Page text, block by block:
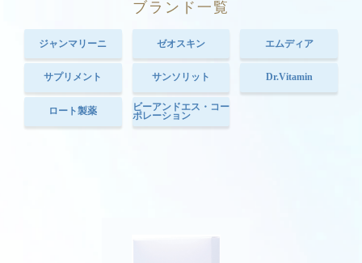
ブランド一覧
ジャンマリーニ ゼオスキン エムディア
サプリメント サンソリット Dr.Vitamin
ロート製薬 ビーアンドエス・コー
ポレーション